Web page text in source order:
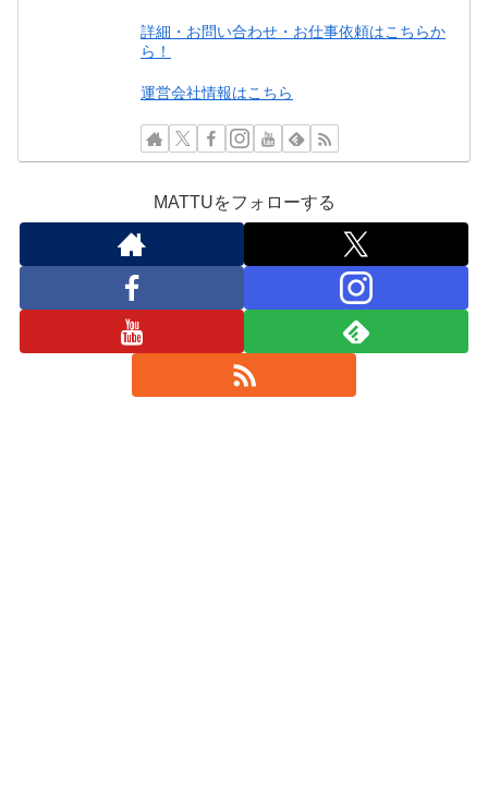
詳細・お問い合わせ・お仕事依頼はこちらか
ら！
運営会社情報はこちら
MATTUをフォローする